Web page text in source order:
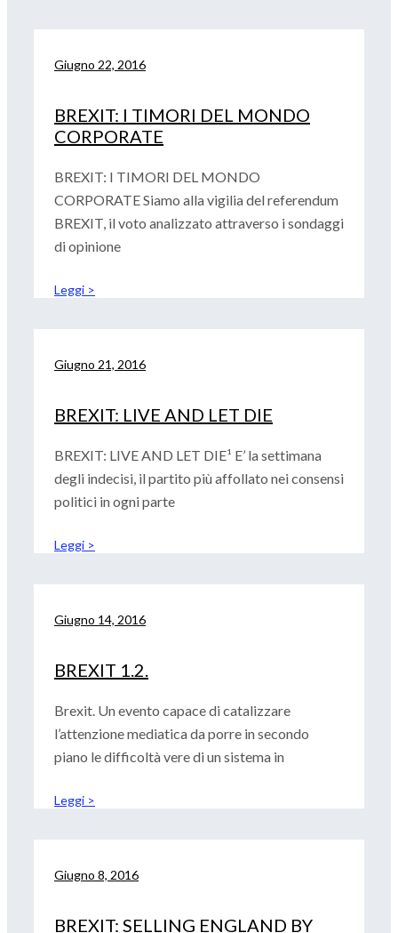
Giugno 22, 2016
BREXIT: I TIMORI DEL MONDO
CORPORATE
BREXIT: I TIMORI DEL MONDO
CORPORATE Siamo alla vigilia del referendum
BREXIT, il voto analizzato attraverso i sondaggi
di opinione
Leggi >
Giugno 21, 2016
BREXIT: LIVE AND LET DIE
BREXIT: LIVE AND LET DIE¹ E’ la settimana
degli indecisi, il partito più affollato nei consensi
politici in ogni parte
Leggi >
Giugno 14, 2016
BREXIT 1.2.
Brexit. Un evento capace di catalizzare
l’attenzione mediatica da porre in secondo
piano le difficoltà vere di un sistema in
Leggi >
Giugno 8, 2016
BREXIT: SELLING ENGLAND BY